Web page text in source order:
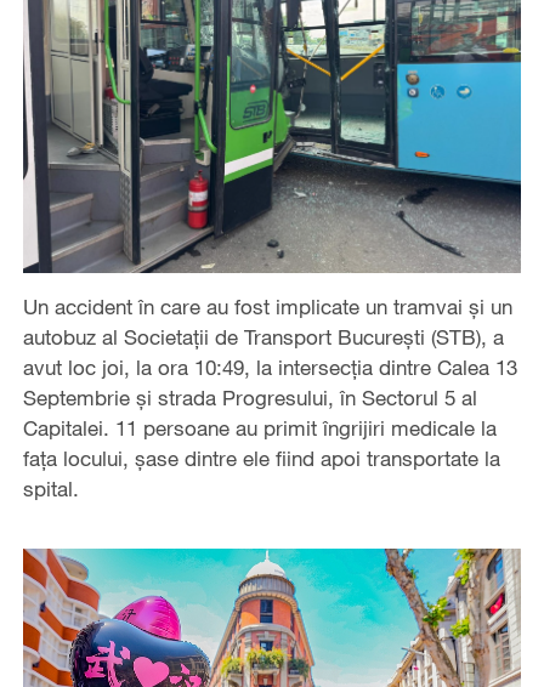
Un accident în care au fost implicate un tramvai și un
autobuz al Societații de Transport București (STB), a
avut loc joi, la ora 10:49, la intersecția dintre Calea 13
Septembrie și strada Progresului, în Sectorul 5 al
Capitalei. 11 persoane au primit îngrijiri medicale la
fața locului, șase dintre ele fiind apoi transportate la
spital.